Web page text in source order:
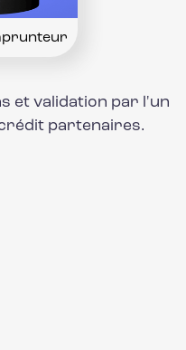
et validation par l'un
partenaires.